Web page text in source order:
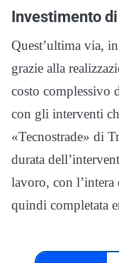
Investimento
Quest’ultima via,
grazie alla
costo complessivo
con gli interventi
«Tecnostrade» di
durata
lavoro, con l’intera
quindi completata